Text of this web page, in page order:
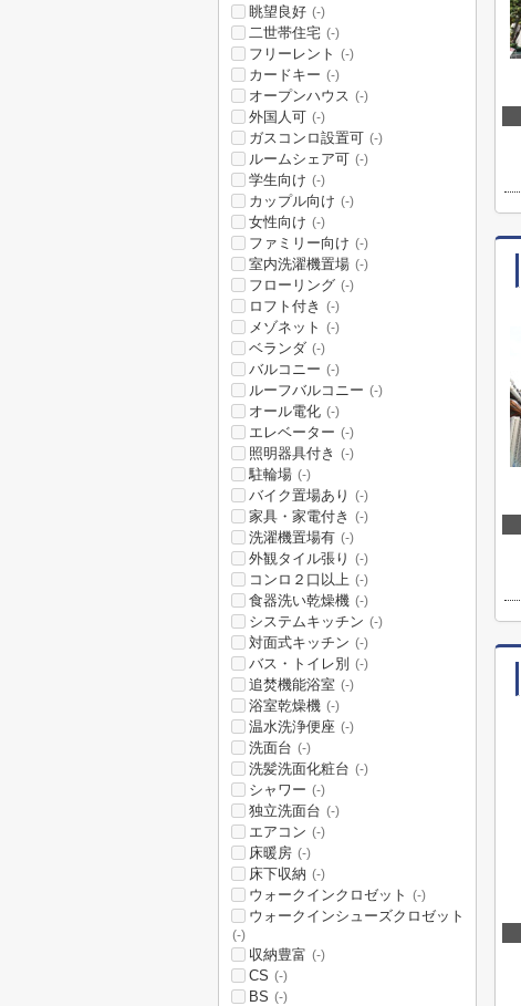
眺望良好 (-)
二世帯住宅 (-)
フリーレント (-)
カードキー (-)
オープンハウス (-)
外国人可 (-)
ガスコンロ設置可 (-)
ルームシェア可 (-)
学生向け (-)
カップル向け (-)
女性向け (-)
ファミリー向け (-)
室内洗濯機置場 (-)
フローリング (-)
ロフト付き (-)
メゾネット (-)
ベランダ (-)
バルコニー (-)
ルーフバルコニー (-)
オール電化 (-)
エレベーター (-)
照明器具付き (-)
駐輪場 (-)
バイク置場あり (-)
家具・家電付き (-)
洗濯機置場有 (-)
外観タイル張り (-)
コンロ２口以上 (-)
食器洗い乾燥機 (-)
システムキッチン (-)
対面式キッチン (-)
バス・トイレ別 (-)
追焚機能浴室 (-)
浴室乾燥機 (-)
温水洗浄便座 (-)
洗面台 (-)
洗髪洗面化粧台 (-)
シャワー (-)
独立洗面台 (-)
エアコン (-)
床暖房 (-)
床下収納 (-)
ウォークインクロゼット (-)
ウォークインシューズクロゼット
(-)
収納豊富 (-)
CS (-)
BS (-)